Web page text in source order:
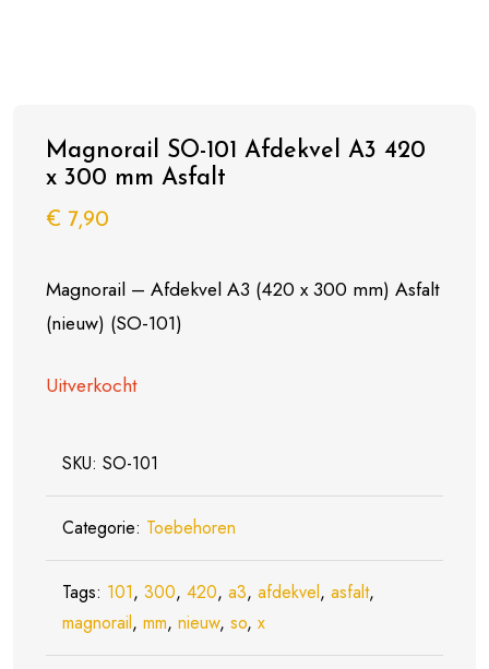
Magnorail SO-101 Afdekvel A3 420
x 300 mm Asfalt
€ 7,90
Magnorail – Afdekvel A3 (420 x 300 mm) Asfalt
(nieuw) (SO-101)
Uitverkocht
SKU: SO-101
Categorie: Toebehoren
Tags: 101, 300, 420, a3, afdekvel, asfalt,
magnorail, mm, nieuw, so, x